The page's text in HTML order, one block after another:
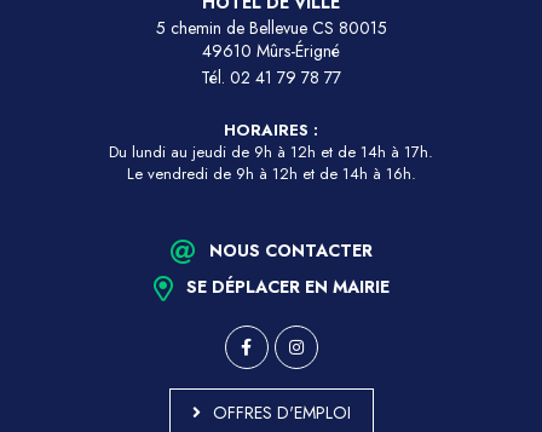
5 chemin de Bellevue CS 80015
49610 Mûrs-Érigné
Tél. 02 41 79 78 77
HORAIRES :
Du lundi au jeudi de 9h à 12h et de 14h à 17h.
Le vendredi de 9h à 12h et de 14h à 16h.
NOUS CONTACTER
SE DÉPLACER EN MAIRIE
OFFRES D'EMPLOI